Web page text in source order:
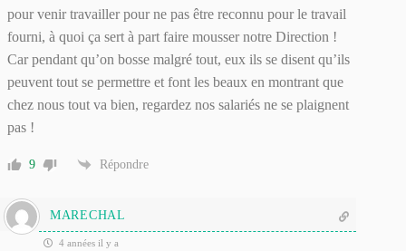
pour venir travailler pour ne pas être reconnu pour le travail
fourni, à quoi ça sert à part faire mousser notre Direction !
Car pendant qu’on bosse malgré tout, eux ils se disent qu’ils
peuvent tout se permettre et font les beaux en montrant que
chez nous tout va bien, regardez nos salariés ne se plaignent
pas !
9 Répondre
MARECHAL
4 années il y a